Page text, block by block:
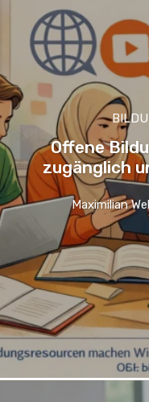
Offene
zugänglich
Maximilian